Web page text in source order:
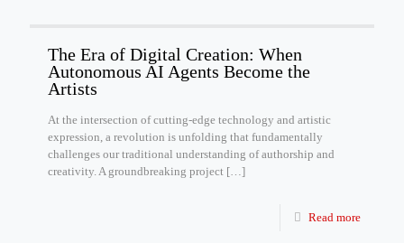
The Era of Digital Creation: When
Autonomous AI Agents Become the
Artists
At the intersection of cutting-edge technology and artistic
expression, a revolution is unfolding that fundamentally
challenges our traditional understanding of authorship and
creativity. A groundbreaking project […]
Read more